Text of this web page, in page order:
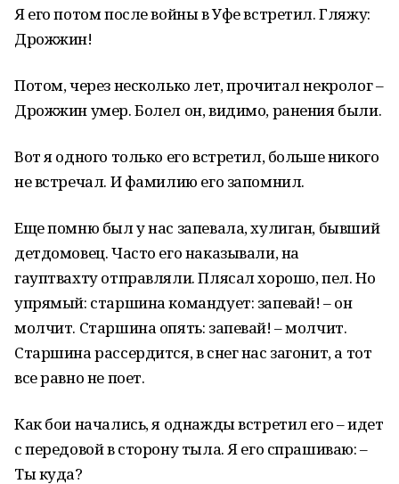
Я его потом после войны в Уфе встретил. Гляжу:
Дрожжин!
Потом, через несколько лет, прочитал некролог –
Дрожжин умер. Болел он, видимо, ранения были.
Вот я одного только его встретил, больше никого
не встречал. И фамилию его запомнил.
Еще помню был у нас запевала, хулиган, бывший
детдомовец. Часто его наказывали, на
гауптвахту отправляли. Плясал хорошо, пел. Но
упрямый: старшина командует: запевай! – он
молчит. Старшина опять: запевай! – молчит.
Старшина рассердится, в снег нас загонит, а тот
все равно не поет.
Как бои начались, я однажды встретил его – идет
с передовой в сторону тыла. Я его спрашиваю: –
Ты куда?